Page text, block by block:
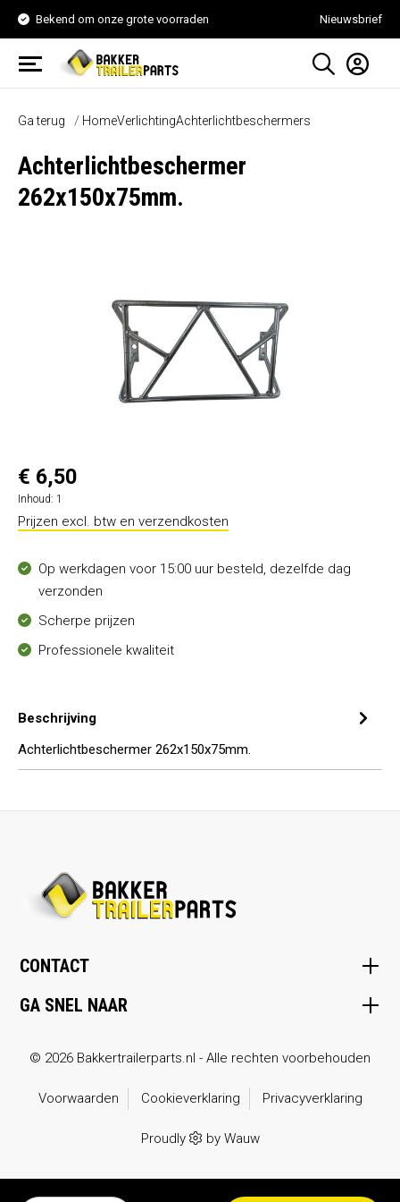
Bekend om onze grote voorraden Nieuwsbrief
Ga terug HomeVerlichtingAchterlichtbeschermers
Achterlichtbeschermer
262x150x75mm.
€ 6,50
Inhoud: 1
Prijzen excl. btw en verzendkosten
Op werkdagen voor 15:00 uur besteld, dezelfde dag
verzonden
Scherpe prijzen
Professionele kwaliteit
Beschrijving
Achterlichtbeschermer 262x150x75mm.
CONTACT
GA SNEL NAAR
© 2026 Bakkertrailerparts.nl - Alle rechten voorbehouden
Voorwaarden Cookieverklaring Privacyverklaring
Proudly by Wauw